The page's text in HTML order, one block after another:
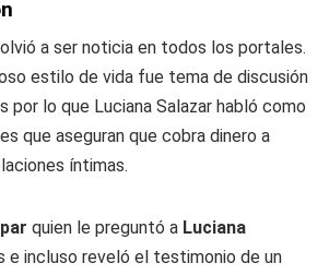
a ser noticia en todos los portales.
estilo de vida fue tema de discusión
por lo que Luciana Salazar habló como
que aseguran que cobra dinero a
íntimas.
quien le preguntó a Luciana
e incluso reveló el testimonio de un